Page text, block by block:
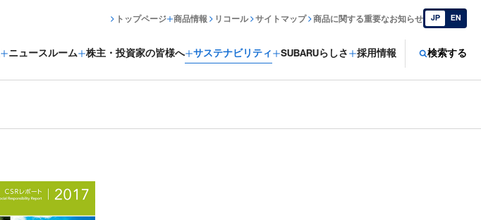
ニュースルーム 株主・投資家の皆様へ サステナビリティ SUBARUらしさ 採用情報 検索する
トップページ 商品情報 リコール サイトマップ 商品に関する重要なお知らせ JP EN